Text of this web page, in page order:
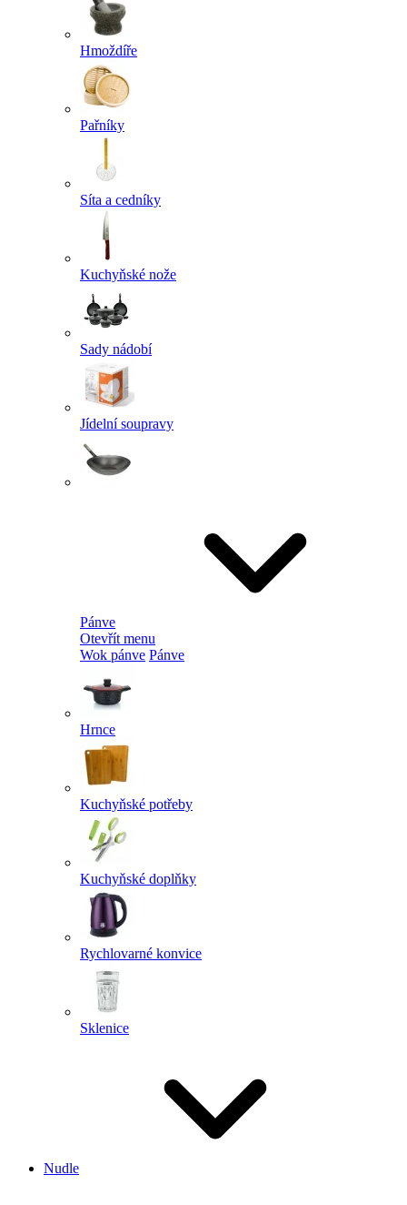
Hmoždíře
Pařníky
Síta a cedníky
Kuchyňské nože
Sady nádobí
Jídelní soupravy
Pánve
Otevřít menu
Wok pánve Pánve
Hrnce
Kuchyňské potřeby
Kuchyňské doplňky
Rychlovarné konvice
Sklenice
Nudle